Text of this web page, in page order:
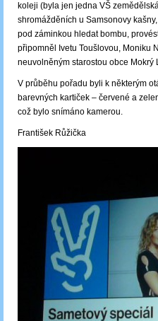
koleji (byla jen jedna VŠ
shromážděních u Samsonovy
pod záminkou hledat bombu,
připomněl Ivetu Toušlovou, Moniku
neuvolněným starostou obce Mokrý
V průběhu pořadu byli k některým
barevných kartiček – červené a
což bylo snímáno kamerou.
František Růžička